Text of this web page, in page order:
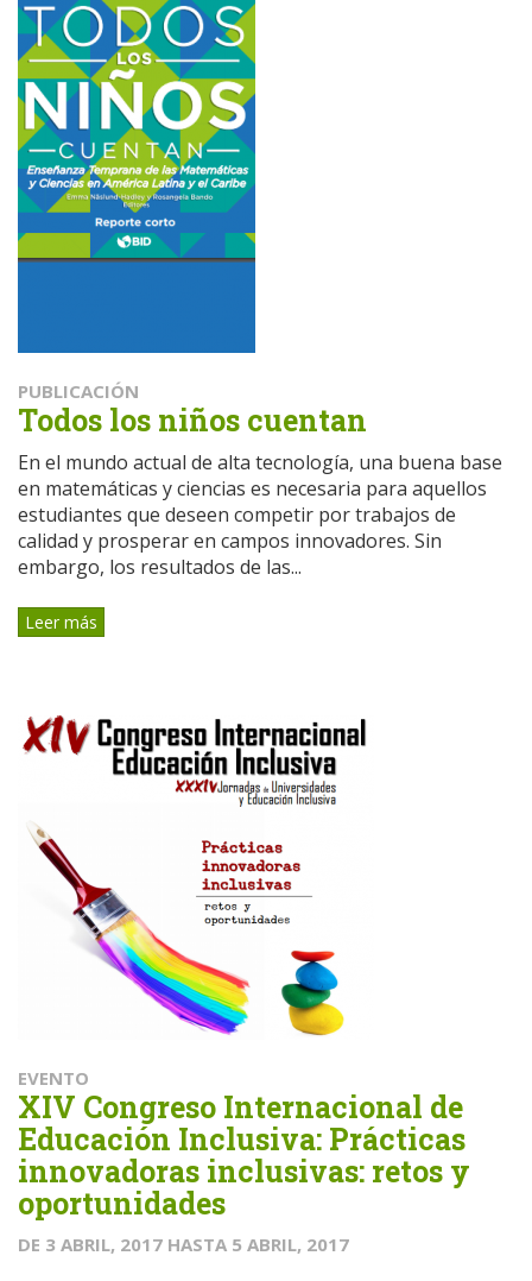
PUBLICACIÓN
Todos los niños cuentan
En el mundo actual de alta tecnología, una buena base
en matemáticas y ciencias es necesaria para aquellos
estudiantes que deseen competir por trabajos de
calidad y prosperar en campos innovadores. Sin
embargo, los resultados de las...
Leer más
EVENTO
XIV Congreso Internacional de
Educación Inclusiva: Prácticas
innovadoras inclusivas: retos y
oportunidades
DE 3 ABRIL, 2017 HASTA 5 ABRIL, 2017